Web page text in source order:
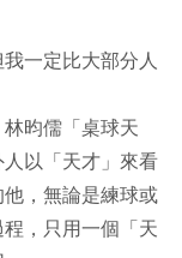
一定比大部分人
昀儒「桌球天
以「天才」來看
，無論是練球或
，只用一個「天